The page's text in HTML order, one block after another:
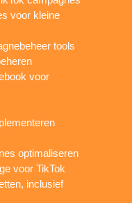
voor kleine
tools
voor
optimaliseren
voor TikTok
inclusief